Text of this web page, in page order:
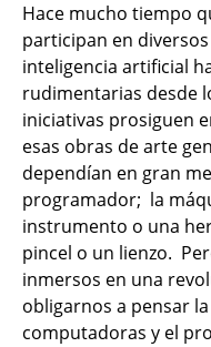
Hace mucho tiempo
participan en
inteligencia artificial
rudimentarias desde
iniciativas prosiguen
esas obras de arte
dependían en gran
programador; la
instrumento o una
pincel o un lienzo.
inmersos en una
obligarnos a pensar
computadoras y el